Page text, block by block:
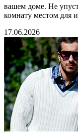
вашем доме. Не
комнату местом для
17.06.2026